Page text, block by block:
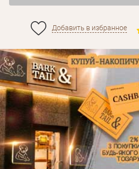
Добавить в избранное
Забыли пароль?
Личные данные